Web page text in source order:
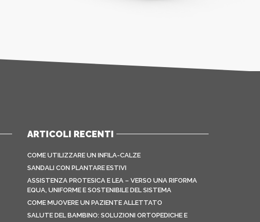
ARTICOLI RECENTI
COME UTILIZZARE UN INFILA-CALZE
SANDALI CON PLANTARE ESTIVI
ASSISTENZA PROTESICA E LEA – VERSO UNA RIFORMA
EQUA, UNIFORME E SOSTENIBILE DEL SISTEMA
COME MUOVERE UN PAZIENTE ALLETTATO
SALUTE DEL BAMBINO: SOLUZIONI ORTOPEDICHE E